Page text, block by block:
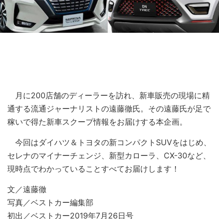
月に200店舗のディーラーを訪れ、新車販売の現場に精
通する流通ジャーナリストの遠藤徹氏。その遠藤氏が足で
稼いで得た新車スクープ情報をお届けする本企画。
今回はダイハツ＆トヨタの新コンパクトSUVをはじめ、
セレナのマイナーチェンジ、新型カローラ、CX-30など、
現時点でわかっていることすべてお届けします！
文／遠藤徹
写真／ベストカー編集部
初出／ベストカー2019年7月26日号